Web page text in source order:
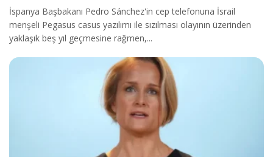
İspanya Başbakanı Pedro Sánchez'in cep telefonuna İsrail
menşeli Pegasus casus yazılımı ile sızılması olayının üzerinden
yaklaşık beş yıl geçmesine rağmen,...